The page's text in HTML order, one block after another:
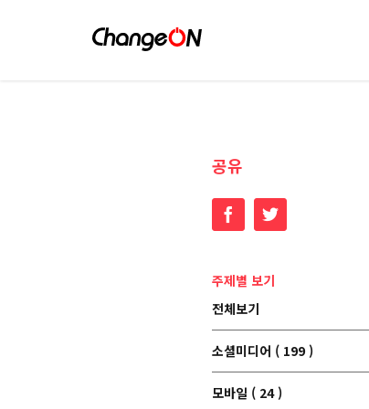
공유
FacebookTwitter
주제별 보기
전체보기
소셜미디어 ( 199 )
모바일 ( 24 )